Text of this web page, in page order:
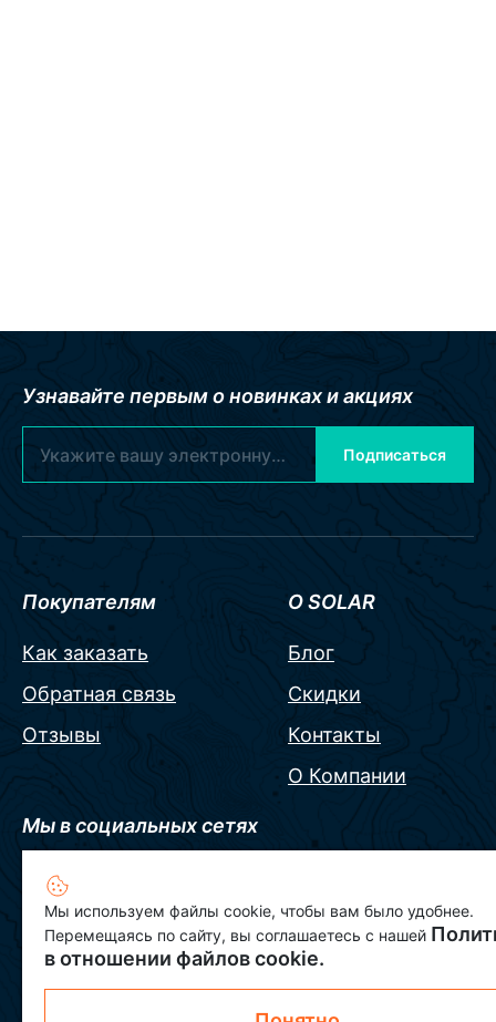
Мы используем файлы cookie, чтобы вам было удобнее.
Перемещаясь по сайту, вы соглашаетесь с нашей
в отношении файлов cookie.
Узнавайте первым о новинках и акциях
Подписаться
Покупателям
Как заказать
Обратная связь
Отзывы
О SOLAR
Блог
Скидки
Контакты
О Компании
Мы в социальных сетях
+7 800 511 28 40